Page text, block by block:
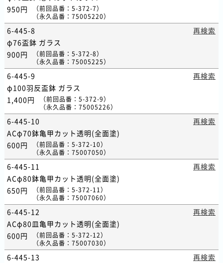
950円
（前回品番 ：5-372-7）
（永久品番 ：75005220）
再検索
6-445-8
φ76盃鉢 ガラス
900円
（前回品番 ：5-372-8）
（永久品番 ：75005225）
再検索
6-445-9
φ100羽反盃鉢 ガラス
1,400円
（前回品番 ：5-372-9）
（永久品番 ：75005226）
再検索
6-445-10
ACφ70鉢亀甲カット透明(全面塗)
600円
（前回品番 ：5-372-10）
（永久品番 ：75007050）
再検索
6-445-11
ACφ80鉢亀甲カット透明(全面塗)
650円
（前回品番 ：5-372-11）
（永久品番 ：75007060）
再検索
6-445-12
ACφ80皿亀甲カット透明(全面塗)
600円
（前回品番 ：5-372-12）
（永久品番 ：75007030）
再検索
6-445-13